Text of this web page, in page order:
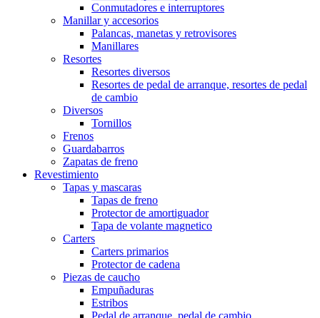
Conmutadores e interruptores
Manillar y accesorios
Palancas, manetas y retrovisores
Manillares
Resortes
Resortes diversos
Resortes de pedal de arranque, resortes de pedal
de cambio
Diversos
Tornillos
Frenos
Guardabarros
Zapatas de freno
Revestimiento
Tapas y mascaras
Tapas de freno
Protector de amortiguador
Tapa de volante magnetico
Carters
Carters primarios
Protector de cadena
Piezas de caucho
Empuñaduras
Estribos
Pedal de arranque, pedal de cambio